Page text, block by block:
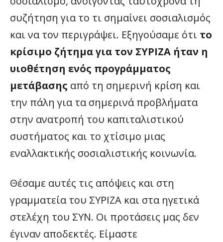
συζήτηση για το τι σημαίνει σοσιαλισμός
και να τον περιγράψει. Εξηγούσαμε ότι το
κρίσιμο ζήτημα για τον ΣΥΡΙΖΑ ήταν η
υιοθέτηση ενός προγράμματος
μετάβασης από τη σημερινή κρίση και
την πάλη για τα σημερινά προβλήματα
στην ανατροπή του καπιταλιστικού
συστήματος και το χτίσιμο μιας
εναλλακτικής σοσιαλιστικής κοινωνία.
Θέσαμε αυτές τις απόψεις και στη
γραμματεία του ΣΥΡΙΖΑ και στα ηγετικά
στελέχη του ΣΥΝ. Οι προτάσεις μας δεν
έγιναν αποδεκτές. Είμαστε